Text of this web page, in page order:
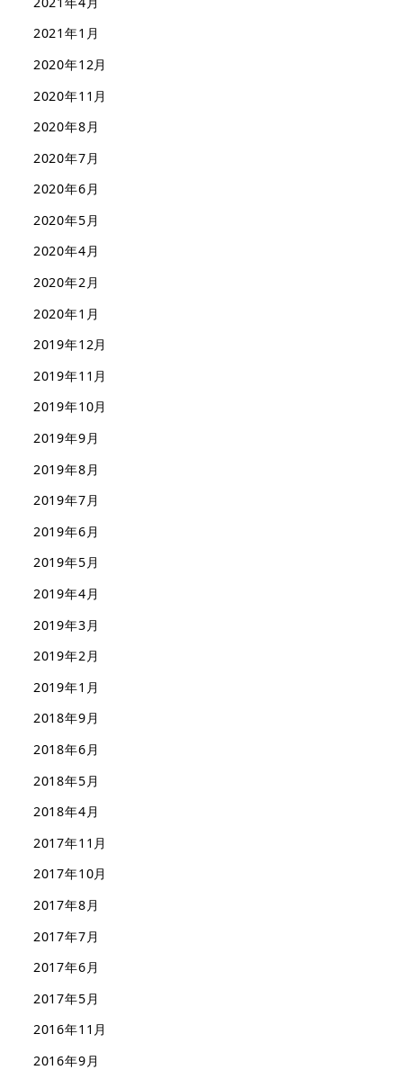
2021年1月
2020年12月
2020年11月
2020年8月
2020年7月
2020年6月
2020年5月
2020年4月
2020年2月
2020年1月
2019年12月
2019年11月
2019年10月
2019年9月
2019年8月
2019年7月
2019年6月
2019年5月
2019年4月
2019年3月
2019年2月
2019年1月
2018年9月
2018年6月
2018年5月
2018年4月
2017年11月
2017年10月
2017年8月
2017年7月
2017年6月
2017年5月
2016年11月
2016年9月